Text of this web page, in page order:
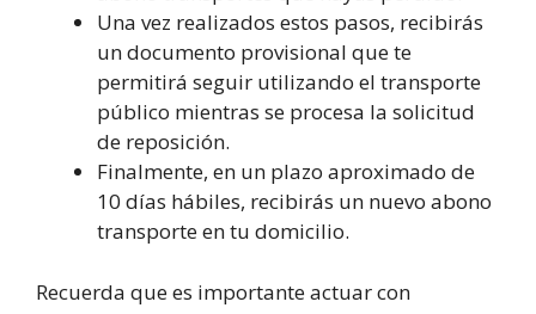
Una vez realizados estos pasos, recibirás
un documento provisional que te
permitirá seguir utilizando el transporte
público mientras se procesa la solicitud
de reposición.
Finalmente, en un plazo aproximado de
10 días hábiles, recibirás un nuevo abono
transporte en tu domicilio.
Recuerda que es importante actuar con